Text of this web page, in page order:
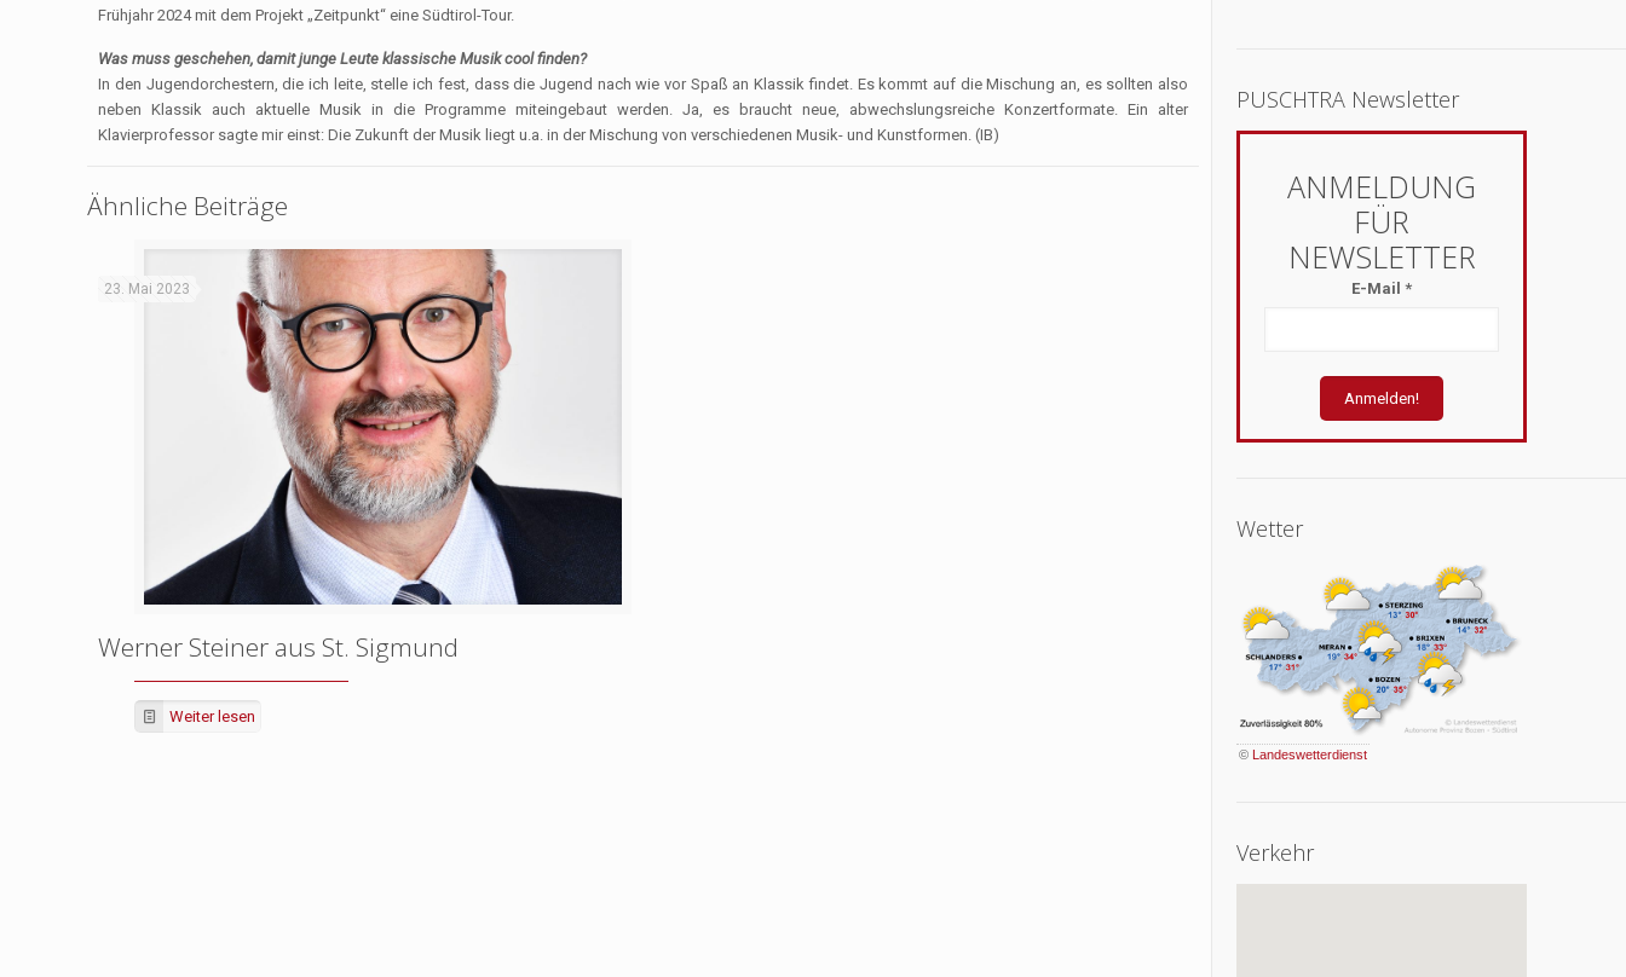
Frühjahr 2024 mit dem Projekt „Zeitpunkt“ eine Südtirol-Tour.
Was muss geschehen, damit junge Leute klassische Musik cool finden?
In den Jugendorchestern, die ich leite, stelle ich fest, dass die Jugend nach wie vor Spaß an Klassik findet. Es kommt auf die Mischung an, es sollten also
neben Klassik auch aktuelle Musik in die Programme miteingebaut werden. Ja, es braucht neue, abwechslungsreiche Konzertformate. Ein alter
Klavierprofessor sagte mir einst: Die Zukunft der Musik liegt u.a. in der Mischung von verschiedenen Musik- und Kunstformen. (IB)
Ähnliche Beiträge
23. Mai 2023
Werner Steiner aus St. Sigmund
Weiter lesen
PUSCHTRA Newsletter
E-Mail*
Wetter
© Landeswetterdienst
Verkehr